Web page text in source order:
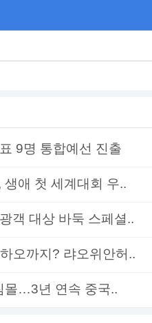
9명 통합예선 진출
애 첫 세계대회 우..
객 대상 바둑 스페셜..
오까지? 랴오위안허..
몰…3년 연속 중국..